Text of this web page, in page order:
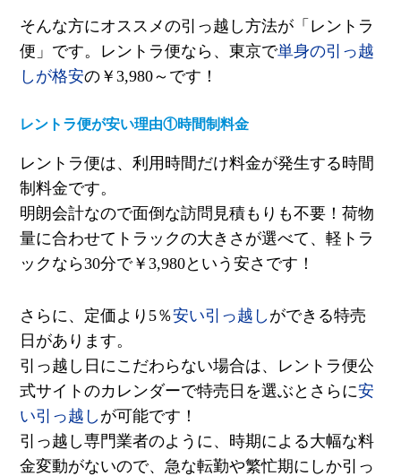
そんな方にオススメの引っ越し方法が「レントラ
便」です。レントラ便なら、東京で単身の引っ越
しが格安の￥ 3,980～です！
レントラ便が安い理由①時間制料金
レントラ便は、利用時間だけ料金が発生する時間
制料金です。
明朗会計なので面倒な訪問見積もりも不要！荷物
量に合わせてトラックの大きさが選べて、軽トラ
ックなら30分で￥ 3,980という安さです！
さらに、定価より 5％安い引っ越し ができる特売
日があります。
引っ越し日にこだわらない場合は、レントラ便公
式サイトのカレンダーで特売日を選ぶとさらに安
い引っ越し が可能です！
引っ越し専門業者のように、時期による大幅な料
金変動がないので、急な転勤や繁忙期にしか引っ